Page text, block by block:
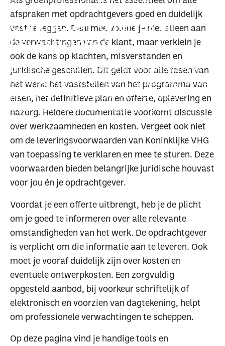
Contracten, offertes en
bevestigingen
Duidelijke afspraken voorkomen misverstanden en
discussies over werk en kosten. Op deze pagina vind
je voorbeelden en tools voor offertes (aanleg en
onderhoud), opdrachtbevestiging, regiewerk,
meerwerk en het nabellen van offertes.
afspraken met opdrachtgevers goed en duidelijk
vast te leggen. Daarmee voldoe je niet alleen aan
de verwachtingen van de klant, maar verklein je
ook de kans op klachten, misverstanden en
juridische geschillen. Dit geldt voor alle fasen van
het werk: het vaststellen van het programma van
eisen, het definitieve plan en offerte, oplevering en
nazorg. Heldere documentatie voorkomt discussie
over werkzaamheden en kosten. Vergeet ook niet
om de leveringsvoorwaarden van Koninklijke VHG
van toepassing te verklaren en mee te sturen. Deze
voorwaarden bieden belangrijke juridische houvast
voor jou én je opdrachtgever.
Voordat je een offerte uitbrengt, heb je de plicht
om je goed te informeren over alle relevante
omstandigheden van het werk. De opdrachtgever
is verplicht om die informatie aan te leveren. Ook
moet je vooraf duidelijk zijn over kosten en
eventuele ontwerpkosten. Een zorgvuldig
opgesteld aanbod, bij voorkeur schriftelijk of
elektronisch en voorzien van dagtekening, helpt
om professionele verwachtingen te scheppen.
Op deze pagina vind je handige tools en